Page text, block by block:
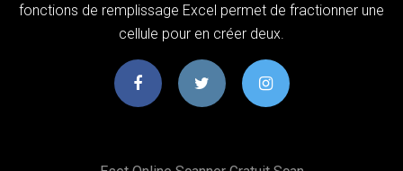
fonctions de remplissage Excel permet de fractionner une
cellule pour en créer deux.